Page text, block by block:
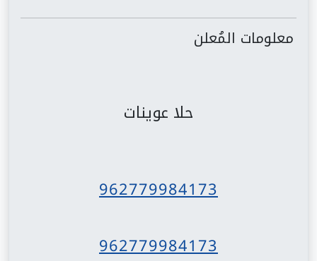
معلومات المُعلن
حلا عوينات
962779984173
962779984173